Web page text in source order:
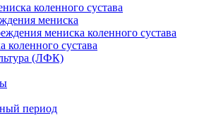
коленного сустава
мениска
мениска коленного сустава
коленного сустава
(ЛФК)
период